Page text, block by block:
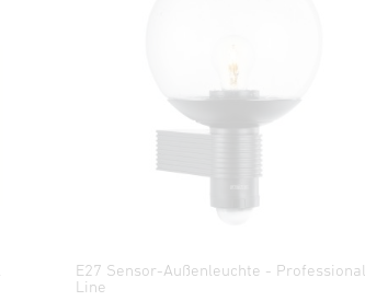
E27 Sensor-Außenleuchte - Professional
Line